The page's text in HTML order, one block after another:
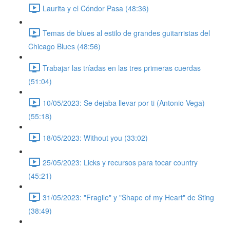
Laurita y el Cóndor Pasa (48:36)
Temas de blues al estilo de grandes guitarristas del
Chicago Blues (48:56)
Trabajar las tríadas en las tres primeras cuerdas
(51:04)
10/05/2023: Se dejaba llevar por ti (Antonio Vega)
(55:18)
18/05/2023: Without you (33:02)
25/05/2023: Licks y recursos para tocar country
(45:21)
31/05/2023: "Fragile" y "Shape of my Heart" de Sting
(38:49)